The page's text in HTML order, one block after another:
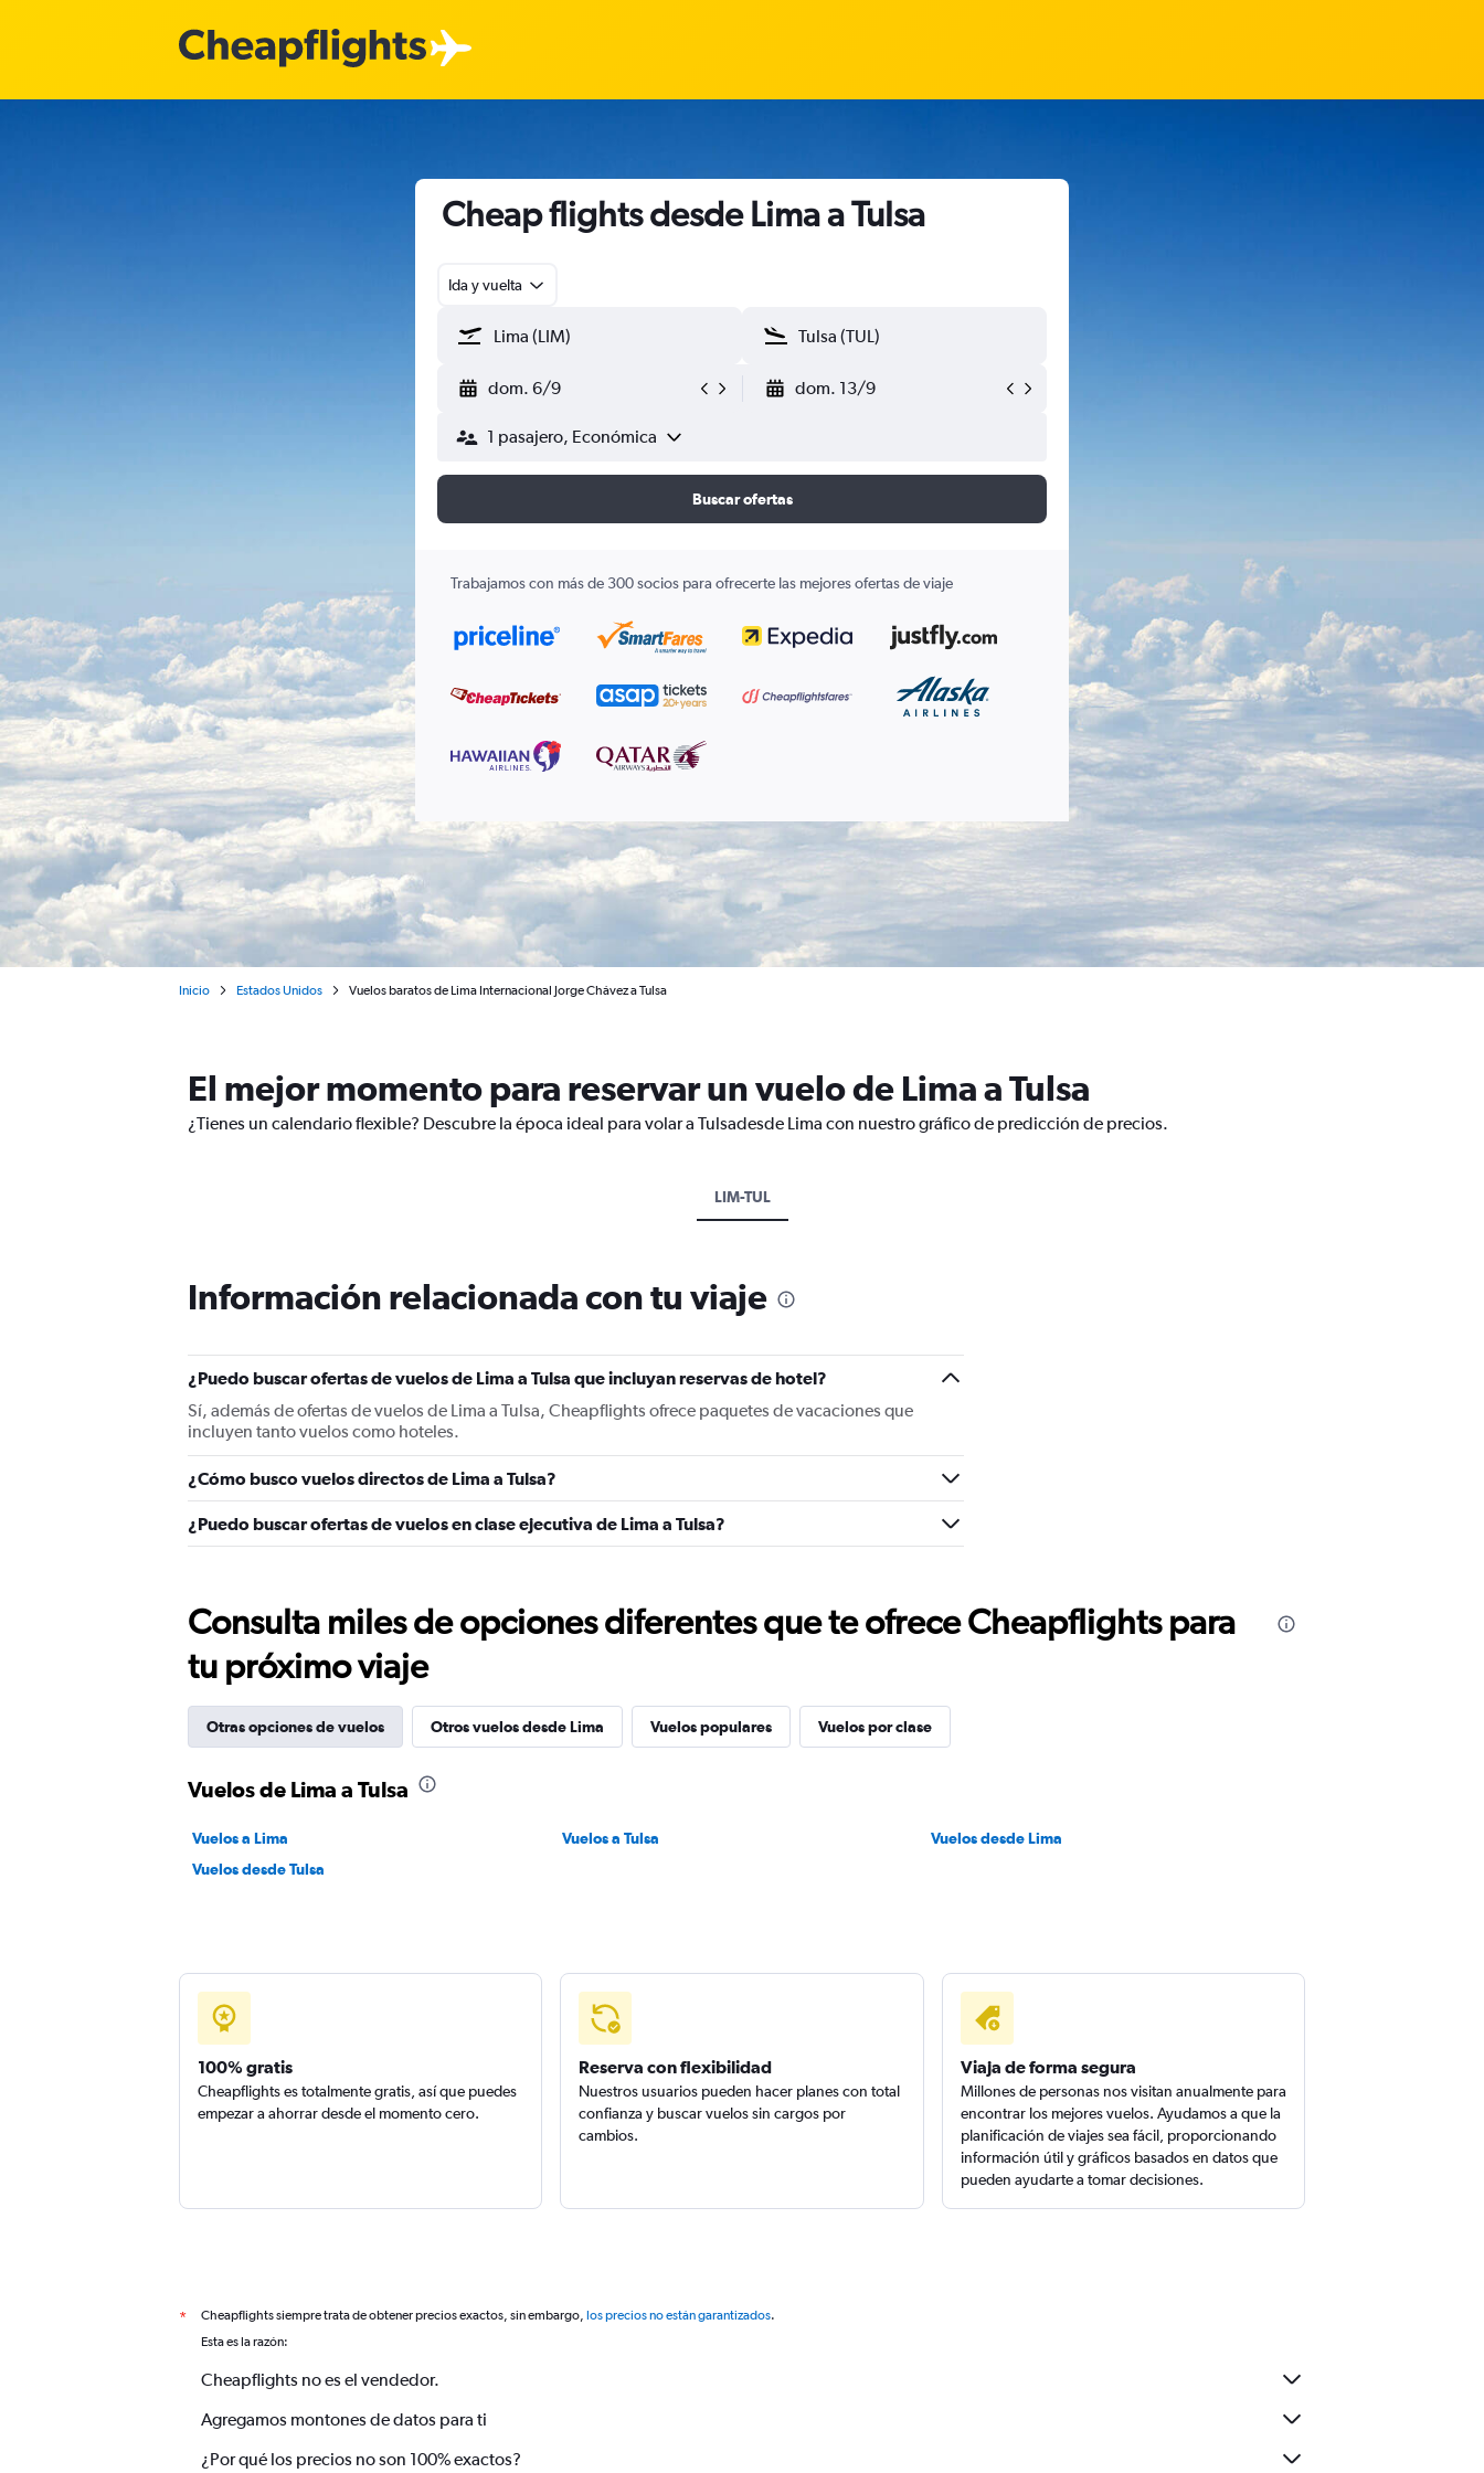
Cheap flights desde Lima a Tulsa
Ida y vuelta
dom. 6/9 dom. 13/9
1 pasajero, Económica
Buscar ofertas
Trabajamos con más de 300 socios para ofrecerte las mejores ofertas de viaje
Inicio Estados Unidos Vuelos baratos de Lima Internacional Jorge Chávez a Tulsa
El mejor momento para reservar un vuelo de Lima a Tulsa
¿Tienes un calendario flexible? Descubre la época ideal para volar a Tulsadesde Lima con nuestro gráfico de predicción de precios.
LIM-TUL
Información relacionada con tu viaje
¿Puedo buscar ofertas de vuelos de Lima a Tulsa que incluyan reservas de hotel?
Sí, además de ofertas de vuelos de Lima a Tulsa, Cheapflights ofrece paquetes de vacaciones que
incluyen tanto vuelos como hoteles.
¿Cómo busco vuelos directos de Lima a Tulsa?
¿Puedo buscar ofertas de vuelos en clase ejecutiva de Lima a Tulsa?
Consulta miles de opciones diferentes que te ofrece Cheapflights para
tu próximo viaje
Otras opciones de vuelos Otros vuelos desde Lima Vuelos populares Vuelos por clase
Vuelos de Lima a Tulsa
Vuelos a Lima Vuelos a Tulsa
Vuelos desde Lima
Vuelos desde Tulsa
100% gratis
Cheapflights es totalmente gratis, así que puedes
empezar a ahorrar desde el momento cero.
Reserva con flexibilidad
Nuestros usuarios pueden hacer planes con total
confianza y buscar vuelos sin cargos por
cambios.
Viaja de forma segura
Millones de personas nos visitan anualmente para
encontrar los mejores vuelos. Ayudamos a que la
planificación de viajes sea fácil, proporcionando
información útil y gráficos basados en datos que
pueden ayudarte a tomar decisiones.
* Cheapflights siempre trata de obtener precios exactos, sin embargo, los precios no están garantizados.
Esta es la razón:
Cheapflights no es el vendedor.
Agregamos montones de datos para ti
¿Por qué los precios no son 100% exactos?